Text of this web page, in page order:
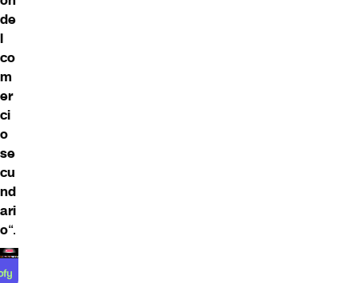
de
l
co
m
er
ci
o
se
cu
nd
ari
o“.